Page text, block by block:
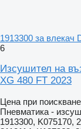
1913300 за влекач
6
Изсушител на
XG 480 FT 2023
Цена при поискване
Пневматика -
1913300, K075170,